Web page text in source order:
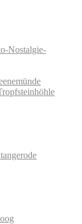
Nostalgie-